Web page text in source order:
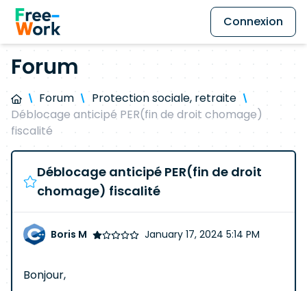
Connexion
Forum
Forum
Protection sociale, retraite
Déblocage anticipé PER(fin de droit chomage)
fiscalité
Déblocage anticipé PER(fin de droit
chomage) fiscalité
Boris M January 17, 2024 5:14 PM
Bonjour,